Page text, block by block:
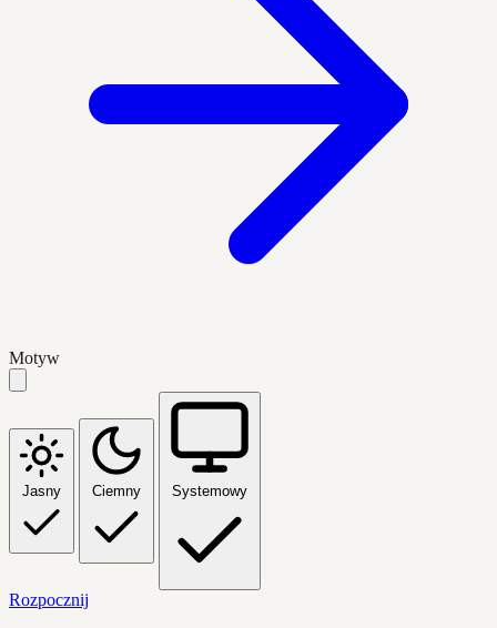
Motyw
Jasny Ciemny Systemowy
Rozpocznij